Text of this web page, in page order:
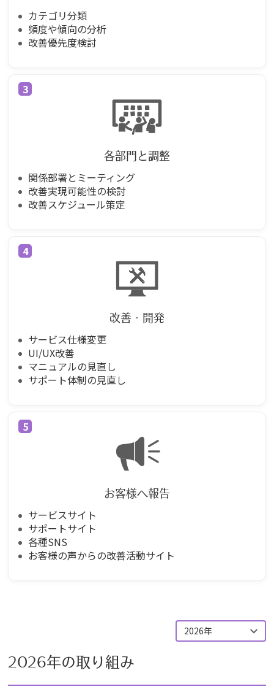
カテゴリ分類
頻度や傾向の分析
改善優先度検討
各部門と調整
関係部署とミーティング
改善実現可能性の検討
改善スケジュール策定
改善・開発
サービス仕様変更
UI/UX改善
マニュアルの見直し
サポート体制の見直し
お客様へ報告
サービスサイト
サポートサイト
各種SNS
お客様の声からの改善活動サイト
2026年
2026年の取り組み